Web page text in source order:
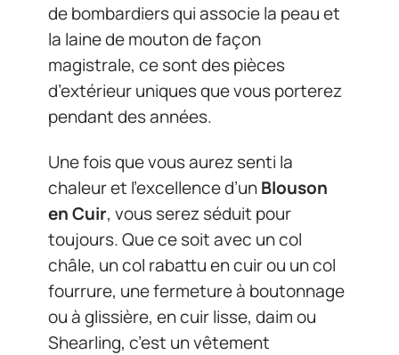
de bombardiers qui associe la peau et
la laine de mouton de façon
magistrale, ce sont des pièces
d’extérieur uniques que vous porterez
pendant des années.
Une fois que vous aurez senti la
chaleur et l’excellence d’unBlouson
en Cuir, vous serez séduit pour
toujours. Que ce soit avec un col
châle, un col rabattu en cuir ou un col
fourrure, une fermeture à boutonnage
ou à glissière, en cuir lisse, daim ou
Shearling, c’est un vêtement